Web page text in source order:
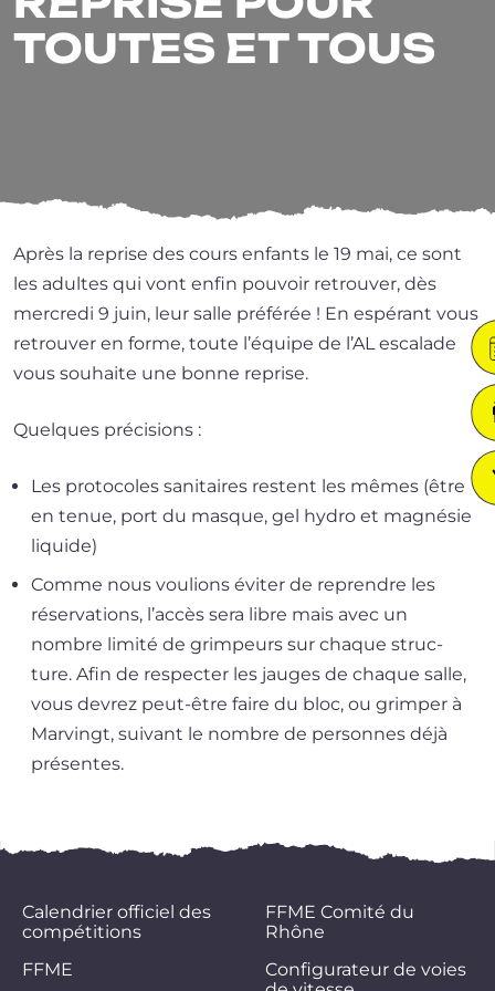
TOUTES ET TOUS
Après la reprise des cours enfants le 19 mai, ce sont
les adultes qui vont enfin pou­voir retrou­ver, dès
mer­cre­di 9 juin, leur salle pré­fé­rée ! En espé­rant vous
retrou­ver en forme, toute l’é­quipe de l’AL esca­lade
vous sou­haite une bonne reprise.
Quelques pré­ci­sions :
Les pro­to­coles sani­taires res­tent les mêmes (être
en tenue, port du masque, gel hydro et magné­sie
liquide)
Comme nous vou­lions évi­ter de reprendre les
réser­va­tions, l’ac­cès sera libre mais avec un
nombre limi­té de grim­peurs sur chaque struc­
ture. Afin de res­pec­ter les jauges de chaque salle,
vous devrez peut-être faire du bloc, ou grim­per à
Marvingt, sui­vant le nombre de per­sonnes déjà
présentes.
Calendrier officiel des
compétitions
FFME
FFME Comité du
Rhône
Configurateur de voies